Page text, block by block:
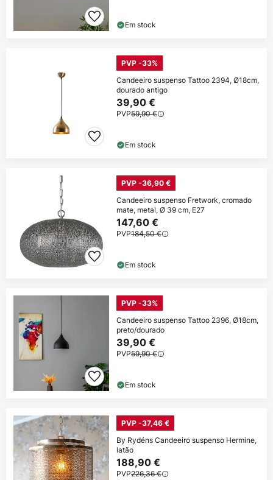
Em stock
PVP -33%
Candeeiro suspenso Tattoo 2394, Ø18cm,
dourado antigo
39,90 €
PVP59,90 €
Em stock
PVP -36,90 €
Candeeiro suspenso Fretwork, cromado
mate, metal, Ø 39 cm, E27
147,60 €
PVP184,50 €
Em stock
PVP -33%
Candeeiro suspenso Tattoo 2396, Ø18cm,
preto/dourado
39,90 €
PVP59,90 €
Em stock
PVP -37,46 €
By Rydéns Candeeiro suspenso Hermine,
latão
188,90 €
PVP226,36 €